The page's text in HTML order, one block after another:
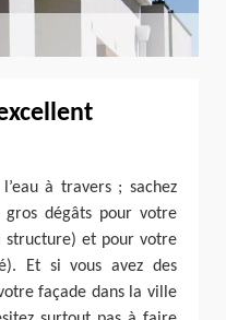
à travers ; sachez
dégâts pour votre
structure) et pour votre
Et si vous avez des
façade dans la ville